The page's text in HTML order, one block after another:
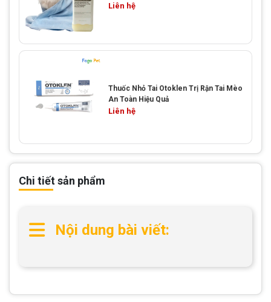
Chi tiết sản phẩm
Nội dung bài viết:
Liên hệ
Thuốc Nhỏ Tai Otoklen Trị Rận Tai Mèo
An Toàn Hiệu Quả
Liên hệ